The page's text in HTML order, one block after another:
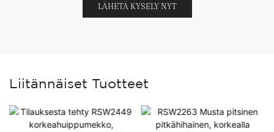
LÄHETÄ KYSELY NYT
Liitännäiset Tuotteet